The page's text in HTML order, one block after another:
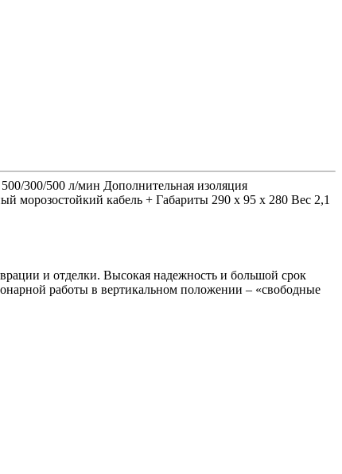
300/500 л/мин Дополнительная изоляция
морозостойкий кабель + Габариты 290 x 95 x 280 Вес 2,1
и отделки. Высокая надежность и большой срок
работы в вертикальном положении – «свободные